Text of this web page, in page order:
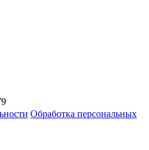
Обработка персональных